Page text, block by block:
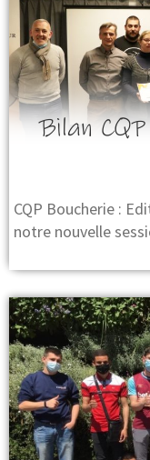
Bilan
CQP Boucherie :
notre nouvelle